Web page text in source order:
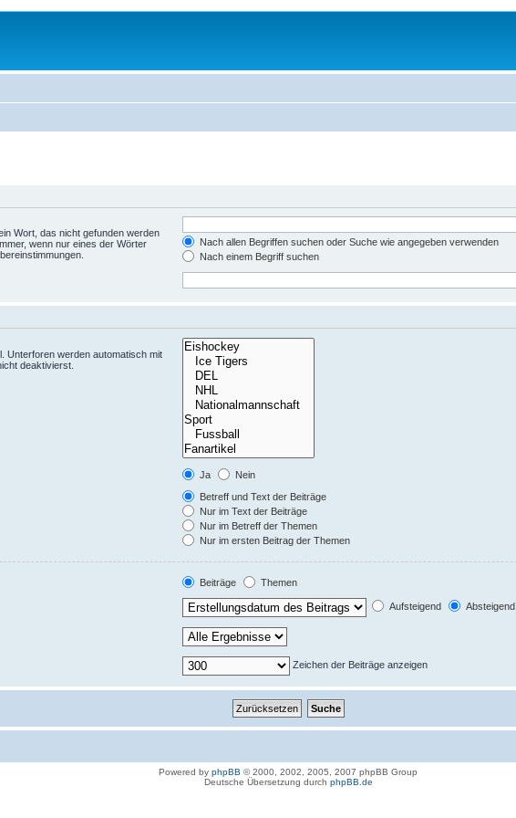
Wort, das nicht gefunden werden
wenn nur eines der Wörter
Nach allen Begriffen suchen oder Suche wie angegeben verwenden
Nach einem Begriff suchen
Unterforen werden automatisch mit
deaktivierst.
Ja
Nein
Betreff und Text der Beiträge
Nur im Text der Beiträge
Nur im Betreff der Themen
Nur im ersten Beitrag der Themen
Beiträge
Themen
Aufsteigend Absteigend
Zeichen der Beiträge anzeigen
Powered by phpBB © 2000, 2002, 2005, 2007 phpBB Group
Deutsche Übersetzung durch phpBB.de